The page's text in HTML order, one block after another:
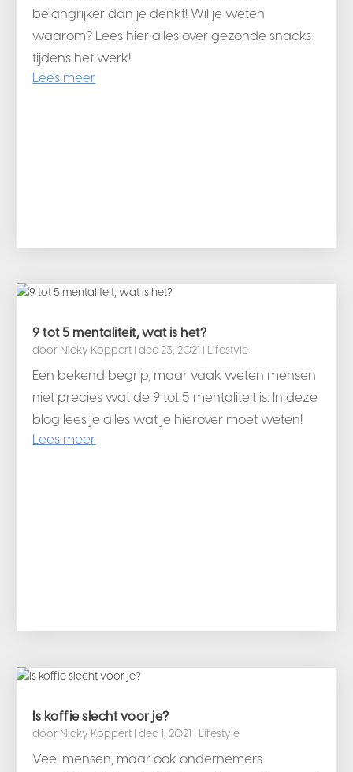
belangrijker dan je denkt! Wil je weten
waarom? Lees hier alles over gezonde snacks
tijdens het werk!
Lees meer
9 tot 5 mentaliteit, wat is het?
door Nicky Koppert |dec 23, 2021 | Lifestyle
Een bekend begrip, maar vaak weten mensen
niet precies wat de 9 tot 5 mentaliteit is. In deze
blog lees je alles wat je hierover moet weten!
Lees meer
Is koffie slecht voor je?
door Nicky Koppert |dec 1, 2021 Lifestyle
Veel mensen, maar ook ondernemers